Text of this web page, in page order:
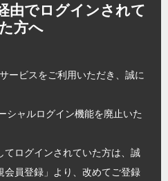
由でログインされて
方へ
ービスをご利用いただき、誠に
ャルログイン機能を廃止いた
てログインされていた方は、誠
会員登録」より、改めてご登録